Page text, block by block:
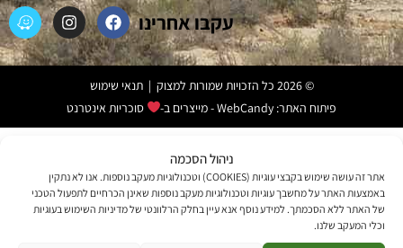
ניהול הסכמה
אתר זה עושה שימוש בקבצי עוגיות (COOKIES) וטכנולוגיות מעקב נוספות. אנו לא נתקין
באמצעות האתר על מחשבך עוגיות וטכנולוגיות מעקב נוספות שאינן הכרחיים לתפעול הטכני
של האתר ללא הסכמתך. למידע נוסף אנא עיין בחלק הרלוונטי של מדיניות השימוש בעוגיות
וכלי המעקב שלנו.
עקבו אחרינו
© 2026 כל הזכויות שמורות למצוק |
תנאי שימוש
פיתוח האתר:WebCandy - מייצרים ב- סוכריות אינטרנט